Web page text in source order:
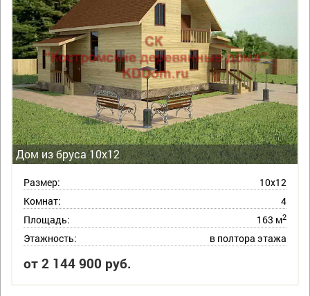
Дом из бруса 10х12
Размер:
10х12
Комнат:
4
Площадь:
163 м2
Этажность: в полтора этажа
от 2 144 900 руб.